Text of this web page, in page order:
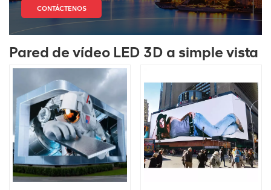
CONTÁCTENOS
Pared de vídeo LED 3D a simple vista